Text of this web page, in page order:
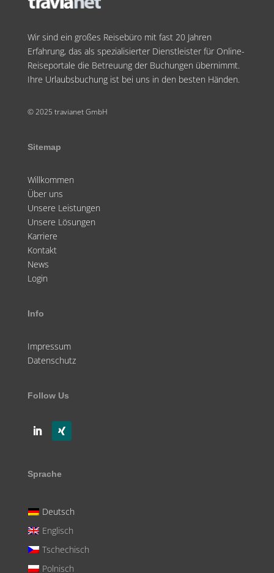
Wir sind ein großes Reisebüro mit fast 20 Jahren
Erfahrung, das als spezialisierter Dienstleister für Online-
Reiseportale die Betreuung der Buchungen übernimmt.
Ihre Urlaubsbuchung ist bei uns in den besten Händen.
© 2025 travianet GmbH
Sitemap
Willkommen
Über uns
Unsere Leistungen
Unsere Lösungen
Karriere
Kontakt
News
Login
Info
Impressum
Datenschutz
Follow Us
Sprache
Deutsch
Englisch
Tschechisch
Polnisch